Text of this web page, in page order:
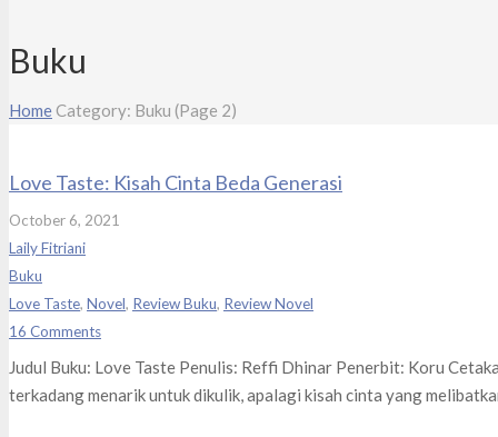
Buku
HomeCategory: Buku (Page 2)
Love Taste: Kisah Cinta Beda Generasi
October 6, 2021
Laily Fitriani
Buku
Love Taste, Novel, Review Buku, Review Novel
16 Comments
Judul Buku: Love Taste Penulis: Reffi Dhinar Penerbit: Koru
terkadang menarik untuk dikulik, apalagi kisah cinta yang